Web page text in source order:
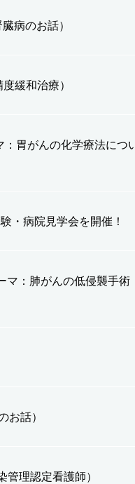
病のお話）
緩和治療）
胃がんの化学療法につ
・病院見学会を開催！
：肺がんの低侵襲手術
話）
理認定看護師）